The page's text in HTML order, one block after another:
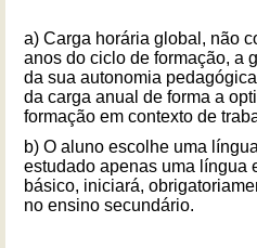
a) Carga horária global, não
anos do ciclo de formação, a
da sua autonomia
da carga anual de forma a
formação em contexto de
b) O aluno escolhe uma
estudado apenas uma língua
básico, iniciará,
no ensino secundário.